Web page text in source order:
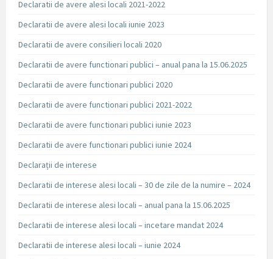
Declaratii de avere alesi locali 2021-2022
Declaratii de avere alesi locali iunie 2023
Declaratii de avere consilieri locali 2020
Declaratii de avere functionari publici – anual pana la 15.06.2025
Declaratii de avere functionari publici 2020
Declaratii de avere functionari publici 2021-2022
Declaratii de avere functionari publici iunie 2023
Declaratii de avere functionari publici iunie 2024
Declarații de interese
Declaratii de interese alesi locali – 30 de zile de la numire – 2024
Declaratii de interese alesi locali – anual pana la 15.06.2025
Declaratii de interese alesi locali – incetare mandat 2024
Declaratii de interese alesi locali – iunie 2024